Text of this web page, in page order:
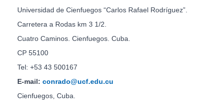
Universidad de Cienfuegos “Carlos Rafael Rodríguez”.
Carretera a Rodas km 3 1/2.
Cuatro Caminos. Cienfuegos. Cuba.
CP 55100
Tel: +53 43 500167
E-mail: conrado@ucf.edu.cu
Cienfuegos, Cuba.